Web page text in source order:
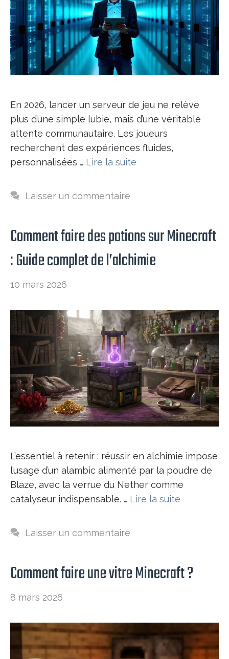
En 2026, lancer un serveur de jeu ne relève
plus d’une simple lubie, mais d’une véritable
attente communautaire. Les joueurs
recherchent des expériences fluides,
personnalisées … Lire la suite
Laisser un commentaire
Comment faire des potions sur Minecraft
: Guide complet de l’alchimie
10 mars 2026
L’essentiel à retenir : réussir en alchimie impose
l’usage d’un alambic alimenté par la poudre de
Blaze, avec la verrue du Nether comme
catalyseur indispensable. … Lire la suite
Laisser un commentaire
Comment faire une vitre Minecraft ?
8 mars 2026